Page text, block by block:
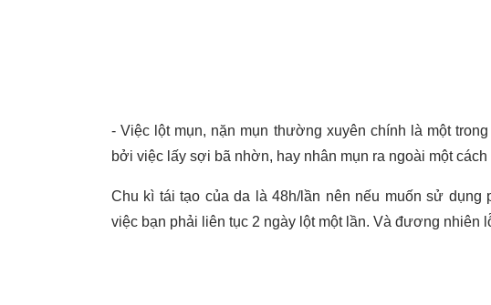
- Việc lột mụn, nặn mụn thường xuyên chính là một
bởi việc lấy sợi bã nhờn, hay nhân mụn ra ngoài một
Chu kì tái tạo của da là 48h/lần nên nếu muốn sử dụng
việc bạn phải liên tục 2 ngày lột một lần. Và đương nhiên